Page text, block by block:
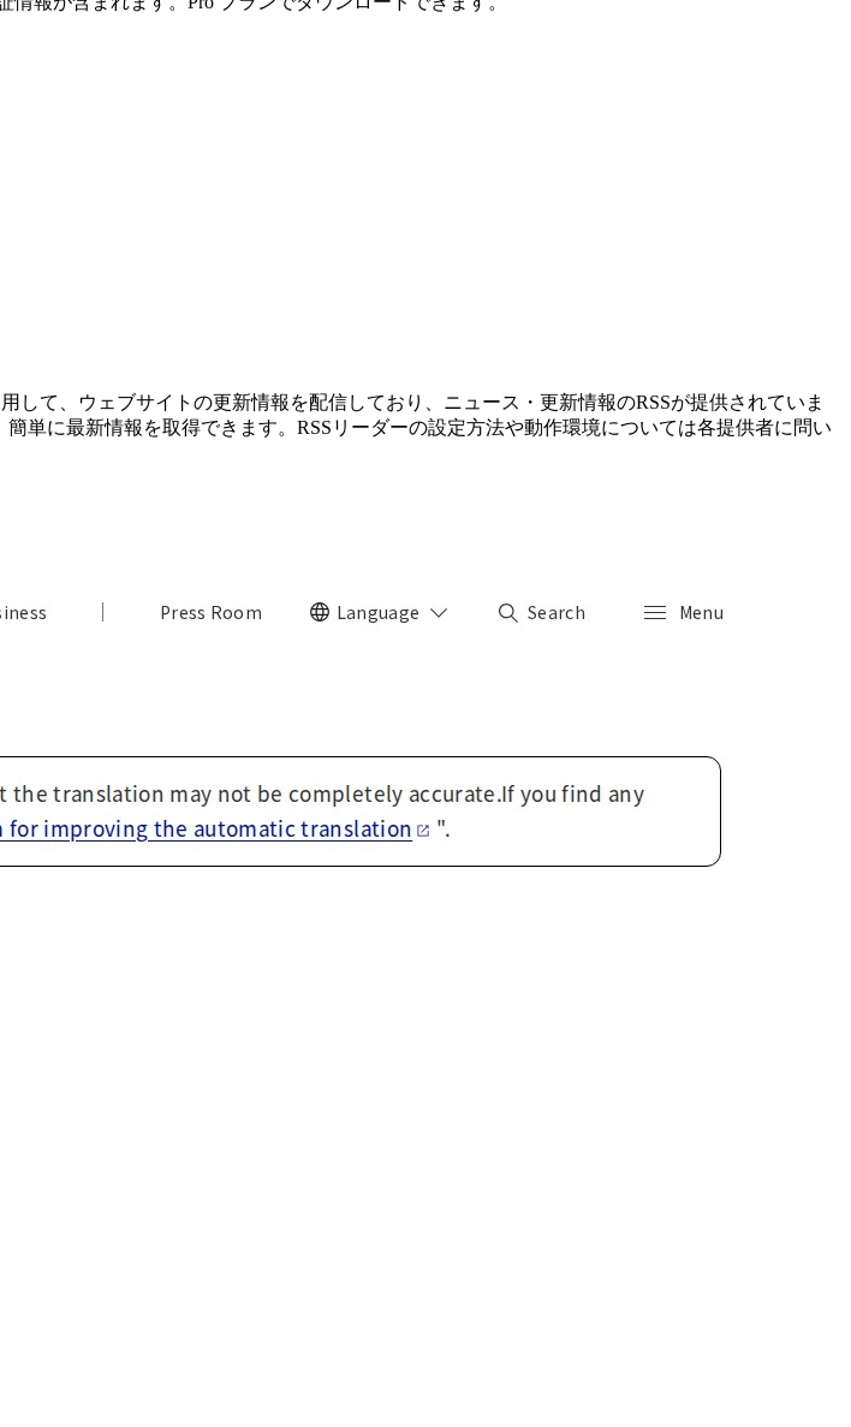
して、ウェブサイトの更新情報を配信しており、ニュース・更新情報のRSSが提供されていま
単に最新情報を取得できます。RSSリーダーの設定方法や動作環境については各提供者に問い